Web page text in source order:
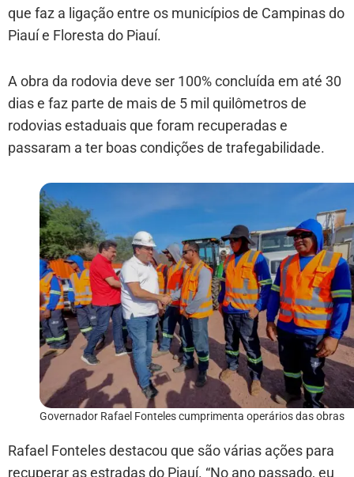
que faz a ligação entre os municípios de Campinas do
Piauí e Floresta do Piauí.
A obra da rodovia deve ser 100% concluída em até 30
dias e faz parte de mais de 5 mil quilômetros de
rodovias estaduais que foram recuperadas e
passaram a ter boas condições de trafegabilidade.
Governador Rafael Fonteles cumprimenta operários das obras
Rafael Fonteles destacou que são várias ações para
recuperar as estradas do Piauí. “No ano passado, eu